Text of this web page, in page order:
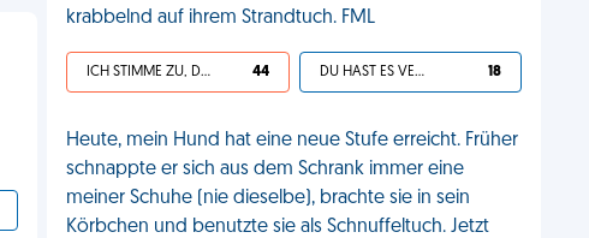
krabbelnd auf ihrem Strandtuch. FML
ICH STIMME ZU, DEIN LEBEN IST SCHEISSE 44 DU HAST ES VERDIENT 18
Heute, mein Hund hat eine neue Stufe erreicht. Früher
schnappte er sich aus dem Schrank immer eine
meiner Schuhe (nie dieselbe), brachte sie in sein
Körbchen und benutzte sie als Schnuffeltuch. Jetzt